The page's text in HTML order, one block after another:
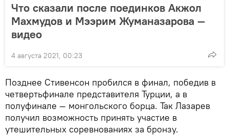
Что сказали после поединков Акжол
Махмудов и Мээрим Жуманазарова —
видео
4 августа 2021, 00:23
Позднее Стивенсон пробился в финал, победив в
четвертьфинале представителя Турции, а в
полуфинале — монгольского борца. Так Лазарев
получил возможность принять участие в
утешительных соревнованиях за бронзу.